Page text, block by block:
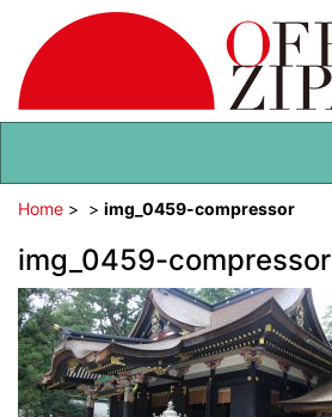
Home > > img_0459-compressor
img_0459-compressor